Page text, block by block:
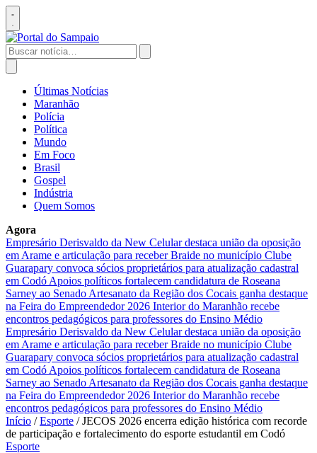
Pular
para
o
conteúdo
Abrir
menu
Buscar
por:
Abrir
buscaÚltimas Notícias
Maranhão
Polícia
Política
Mundo
Em Foco
Brasil
Gospel
Indústria
Quem Somos
Agora
Empresário Derisvaldo da New Celular destaca união da oposição
em Arame e articulação para receber Braide no município Clube
Guarapary convoca sócios proprietários para atualização cadastral
em Codó Apoios políticos fortalecem candidatura de Roseana
Sarney ao Senado Artesanato da Região dos Cocais ganha destaque
na Feira do Empreendedor 2026 Interior do Maranhão recebe
encontros pedagógicos para professores do Ensino Médio
Empresário Derisvaldo da New Celular destaca união da oposição
em Arame e articulação para receber Braide no município Clube
Guarapary convoca sócios proprietários para atualização cadastral
em Codó Apoios políticos fortalecem candidatura de Roseana
Sarney ao Senado Artesanato da Região dos Cocais ganha destaque
na Feira do Empreendedor 2026 Interior do Maranhão recebe
encontros pedagógicos para professores do Ensino Médio
Início / Esporte / JECOS 2026 encerra edição histórica com recorde
de participação e fortalecimento do esporte estudantil em Codó
Esporte